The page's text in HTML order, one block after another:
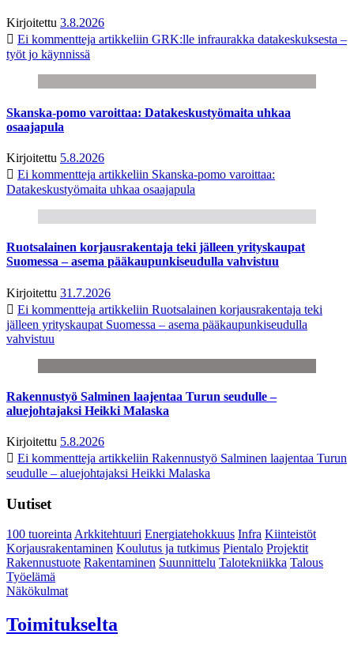
Kirjoitettu 3.8.2026
Ei kommentteja artikkeliin GRK:lle infraurakka datakeskuksesta –
työt jo käynnissä
Skanska-pomo varoittaa: Datakeskustyömaita uhkaa
osaajapula
Kirjoitettu 5.8.2026
Ei kommentteja artikkeliin Skanska-pomo varoittaa:
Datakeskustyömaita uhkaa osaajapula
Ruotsalainen korjausrakentaja teki jälleen yrityskaupat
Suomessa – asema pääkaupunkiseudulla vahvistuu
Kirjoitettu 31.7.2026
Ei kommentteja artikkeliin Ruotsalainen korjausrakentaja teki
jälleen yrityskaupat Suomessa – asema pääkaupunkiseudulla
vahvistuu
Rakennustyö Salminen laajentaa Turun seudulle –
aluejohtajaksi Heikki Malaska
Kirjoitettu 5.8.2026
Ei kommentteja artikkeliin Rakennustyö Salminen laajentaa Turun
seudulle – aluejohtajaksi Heikki Malaska
Uutiset
100 tuoreintaArkkitehtuuri Energiatehokkuus Infra Kiinteistöt
Korjausrakentaminen Koulutus ja tutkimus Pientalo Projektit
Rakennustuote Rakentaminen Suunnittelu Talotekniikka Talous
Työelämä
Näkökulmat
Toimitukselta